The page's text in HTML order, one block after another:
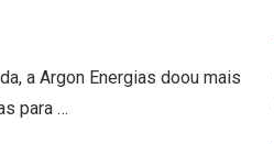
a Argon Energias doou mais
para …